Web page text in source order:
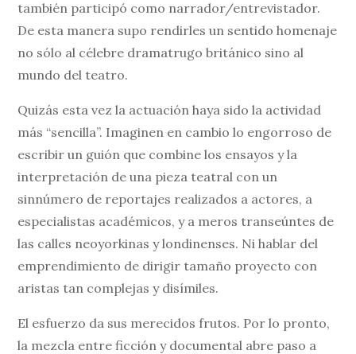
también participó como narrador/entrevistador.
De esta manera supo rendirles un sentido homenaje
no sólo al célebre dramatrugo británico sino al
mundo del teatro.
Quizás esta vez la actuación haya sido la actividad
más “sencilla”. Imaginen en cambio lo engorroso de
escribir un guión que combine los ensayos y la
interpretación de una pieza teatral con un
sinnúmero de reportajes realizados a actores, a
especialistas académicos, y a meros transeúntes de
las calles neoyorkinas y londinenses. Ni hablar del
emprendimiento de dirigir tamaño proyecto con
aristas tan complejas y disímiles.
El esfuerzo da sus merecidos frutos. Por lo pronto,
la mezcla entre ficción y documental abre paso a